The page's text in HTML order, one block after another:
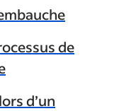
de
d’un